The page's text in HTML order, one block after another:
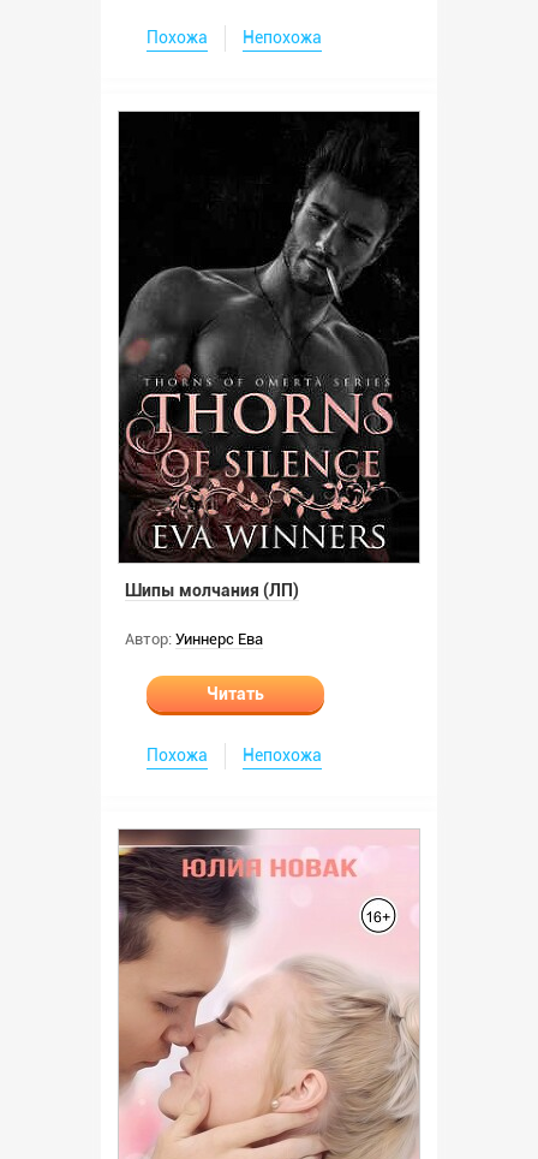
Похожа Непохожа
Шипы молчания (ЛП)
Автор: Уиннерс Ева
Читать
Похожа Непохожа